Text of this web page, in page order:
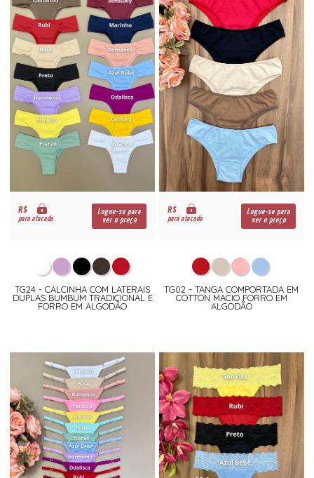
R$
para atacado
Logue-se para
ver o preço
TG24 - CALCINHA COM LATERAIS
DUPLAS BUMBUM TRADICIONAL E
FORRO EM ALGODÃO
R$
para atacado
Logue-se para
ver o preço
TG02 - TANGA COMPORTADA EM
COTTON MACIO FORRO EM
ALGODÃO